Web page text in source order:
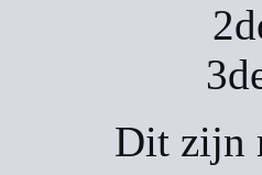
Dit zijn